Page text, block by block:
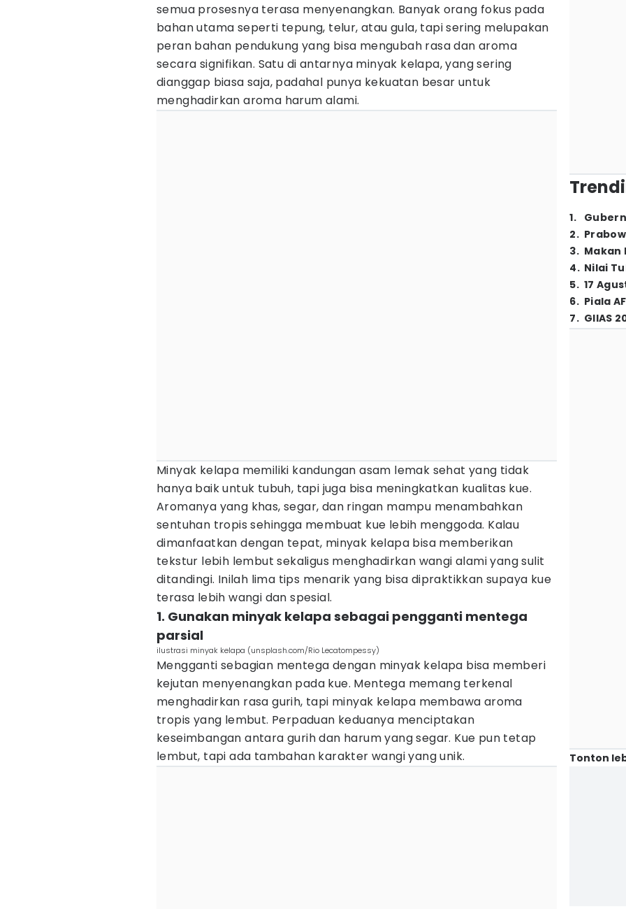
semua prosesnya terasa menyenangkan. Banyak orang fokus pada
bahan utama seperti tepung, telur, atau gula, tapi sering melupakan
peran bahan pendukung yang bisa mengubah rasa dan aroma
secara signifikan. Satu di antarnya minyak kelapa, yang sering
dianggap biasa saja, padahal punya kekuatan besar untuk
menghadirkan aroma harum alami.
Minyak kelapa memiliki kandungan asam lemak sehat yang tidak
hanya baik untuk tubuh, tapi juga bisa meningkatkan kualitas kue.
Aromanya yang khas, segar, dan ringan mampu menambahkan
sentuhan tropis sehingga membuat kue lebih menggoda. Kalau
dimanfaatkan dengan tepat, minyak kelapa bisa memberikan
tekstur lebih lembut sekaligus menghadirkan wangi alami yang sulit
ditandingi. Inilah lima tips menarik yang bisa dipraktikkan supaya kue
terasa lebih wangi dan spesial.
1. Gunakan minyak kelapa sebagai pengganti mentega
parsial
ilustrasi minyak kelapa (unsplash.com/Rio Lecatompessy)
Mengganti sebagian mentega dengan minyak kelapa bisa memberi
kejutan menyenangkan pada kue. Mentega memang terkenal
menghadirkan rasa gurih, tapi minyak kelapa membawa aroma
tropis yang lembut. Perpaduan keduanya menciptakan
keseimbangan antara gurih dan harum yang segar. Kue pun tetap
lembut, tapi ada tambahan karakter wangi yang unik.
1.
2.
3. Makan
4. Nilai
5. 17
6. Piala
7. GIIAS
Tonton